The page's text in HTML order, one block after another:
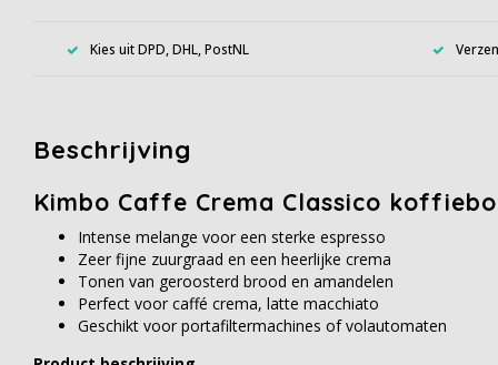
Kies uit DPD, DHL, PostNL
Beschrijving
Kimbo Caffe Crema Classico
Intense melange voor een sterke espresso
Zeer fijne zuurgraad en een heerlijke crema
Tonen van geroosterd brood en amandelen
Perfect voor caffé crema, latte macchiato
Geschikt voor portafiltermachines of volautomaten